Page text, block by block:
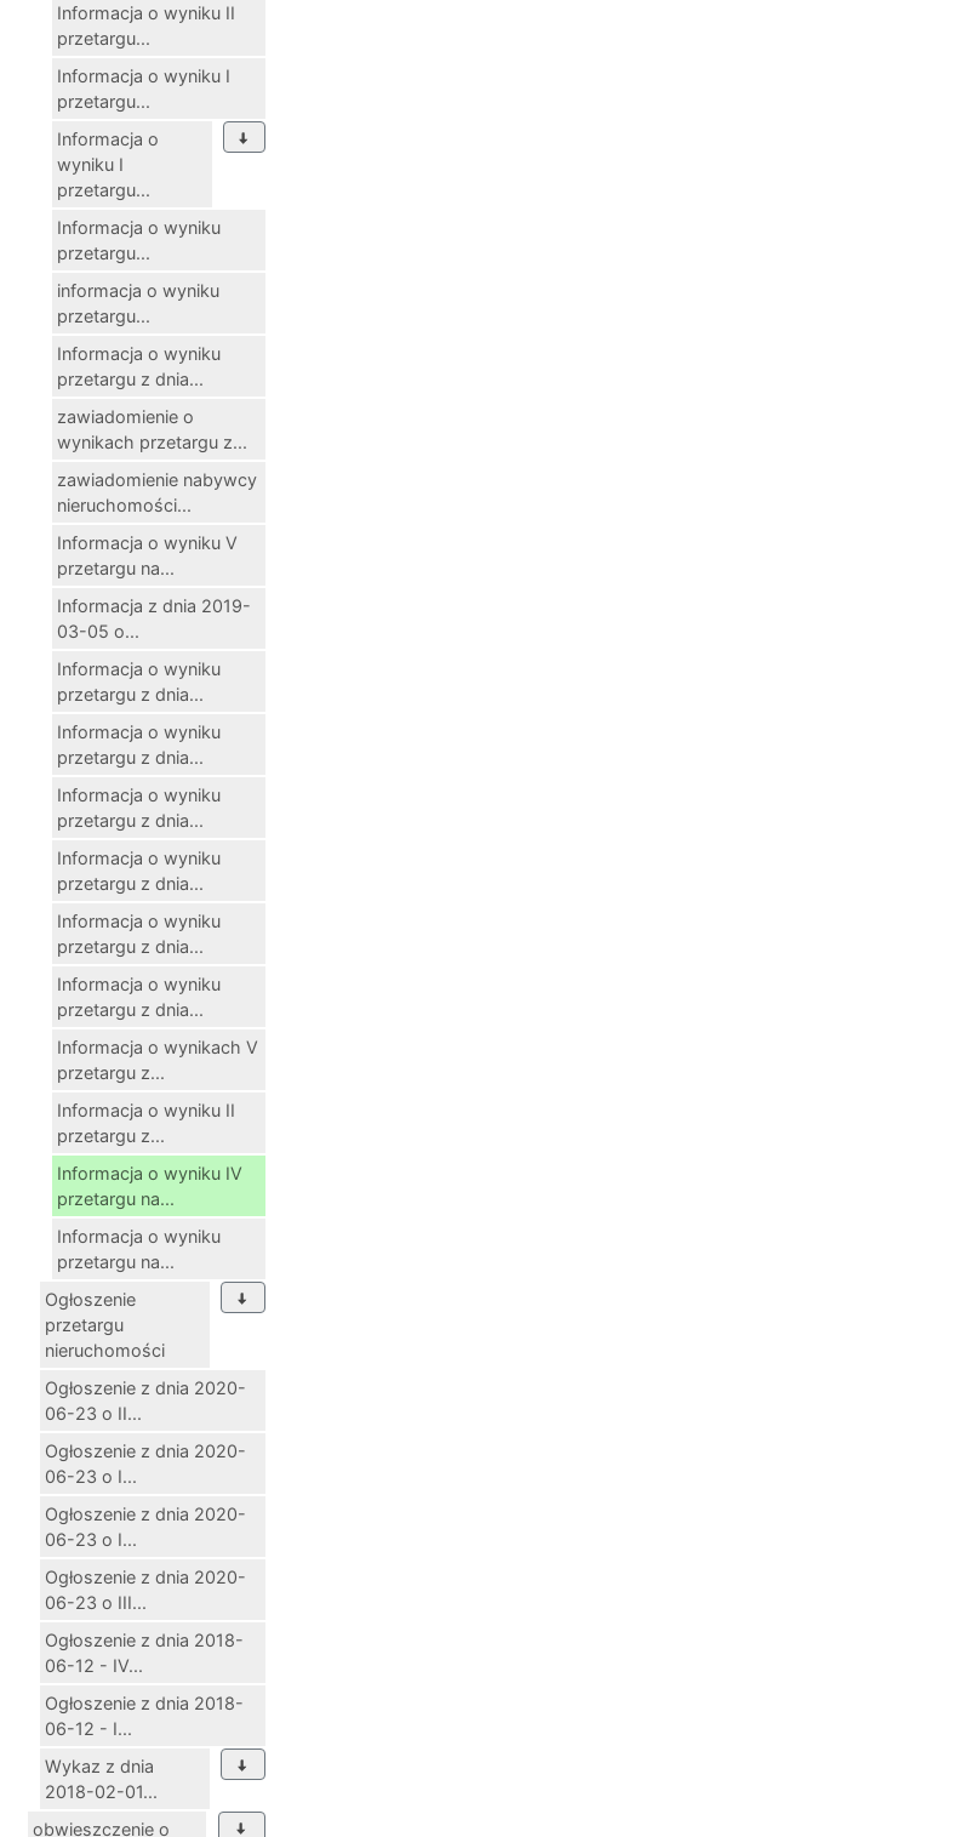
Informacja o wyniku II
przetargu...
Informacja o wyniku I
przetargu...
Informacja o
wyniku I
przetargu...
Informacja o wyniku
przetargu...
informacja o wyniku
przetargu...
Informacja o wyniku
przetargu z dnia...
zawiadomienie o
wynikach przetargu z...
zawiadomienie nabywcy
nieruchomości...
Informacja o wyniku V
przetargu na...
Informacja z dnia 2019-
03-05 o...
Informacja o wyniku
przetargu z dnia...
Informacja o wyniku
przetargu z dnia...
Informacja o wyniku
przetargu z dnia...
Informacja o wyniku
przetargu z dnia...
Informacja o wyniku
przetargu z dnia...
Informacja o wyniku
przetargu z dnia...
Informacja o wynikach V
przetargu z...
Informacja o wyniku II
przetargu z...
Informacja o wyniku IV
przetargu na...
Informacja o wyniku
przetargu na...
Ogłoszenie
przetargu
nieruchomości
Ogłoszenie z dnia 2020-
06-23 o II...
Ogłoszenie z dnia 2020-
06-23 o I...
Ogłoszenie z dnia 2020-
06-23 o I...
Ogłoszenie z dnia 2020-
06-23 o III...
Ogłoszenie z dnia 2018-
06-12 - IV...
Ogłoszenie z dnia 2018-
06-12 - I...
Wykaz z dnia
2018-02-01...
obwieszczenie o